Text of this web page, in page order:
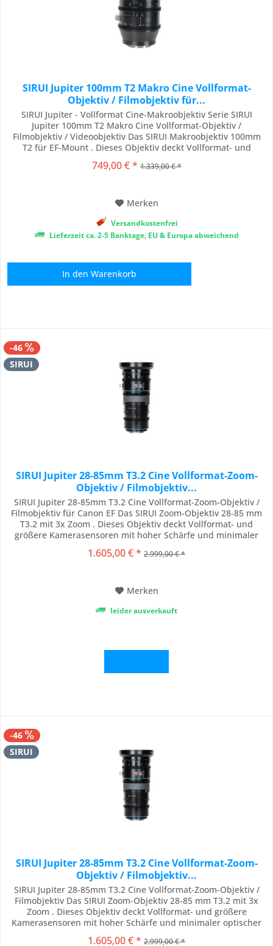
SIRUI Jupiter 100mm T2 Makro Cine Vollformat-
Objektiv / Filmobjektiv für...
SIRUI Jupiter - Vollformat Cine-Makroobjektiv Serie SIRUI
Jupiter 100mm T2 Makro Cine Vollformat-Objektiv /
Filmobjektiv / Videoobjektiv Das SIRUI Makroobjektiv 100mm
T2 für EF-Mount . Dieses Objektiv deckt Vollformat- und
optischer Aberration ab und kann auf verschiedenen
749,00 € * 1.339,00 € *
Merken
Versandkostenfrei
Lieferzeit ca. 2-5 Banktage, EU & Europa abweichend
In den Warenkorb
-46
SIRUI
SIRUI Jupiter 28-85mm T3.2 Cine Vollformat-Zoom-
Objektiv / Filmobjektiv...
SIRUI Jupiter 28-85mm T3.2 Cine Vollformat-Zoom-Objektiv /
Filmobjektiv für Canon EF Das SIRUI Zoom-Objektiv 28-85 mm
T3.2 mit 3x Zoom . Dieses Objektiv deckt Vollformat- und
größere Kamerasensoren mit hoher Schärfe und minimaler
professionellen Kamerasystemen verwendet werden. 3x Zoom
1.605,00 € * 2.999,00 € *
Merken
leider ausverkauft
-46
SIRUI
SIRUI Jupiter 28-85mm T3.2 Cine Vollformat-Zoom-
Objektiv / Filmobjektiv...
SIRUI Jupiter 28-85mm T3.2 Cine Vollformat-Zoom-Objektiv /
Filmobjektiv Das SIRUI Zoom-Objektiv 28-85 mm T3.2 mit 3x
Zoom . Dieses Objektiv deckt Vollformat- und größere
Kamerasensoren mit hoher Schärfe und minimaler optischer
1.605,00 € * 2.999,00 € *